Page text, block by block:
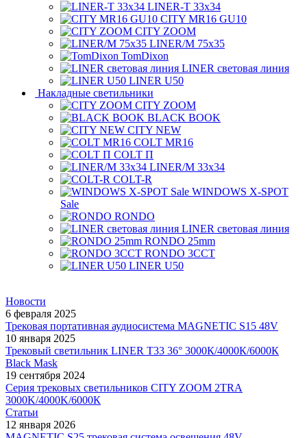
LINER-T 33x34
CITY MR16 GU10
CITY ZOOM
LINER/M 75х35
TomDixon
LINER световая линия
LINER U50
Накладные светильники
CITY ZOOM
BLACK BOOK
CITY NEW
COLT MR16
COLT П
LINER/М 33х34
COLT-R
WINDOWS X-SPOT
Sale
RONDO
LINER световая линия
RONDO 25mm
RONDO 3CCT
LINER U50
Новости
6 февраля 2025
Трековая портативная аудиосистема MAGNETIC S15 48V
10 января 2025
Трековый светильник LINER T33 36° 3000К/4000К/6000К
Black Mask
19 сентября 2024
Серия трековых светильников CITY ZOOM 2TRA
3000K/4000K/6000К
Статьи
12 января 2026